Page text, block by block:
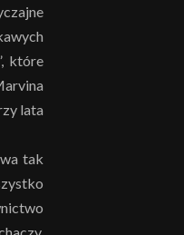
które
lata
tak